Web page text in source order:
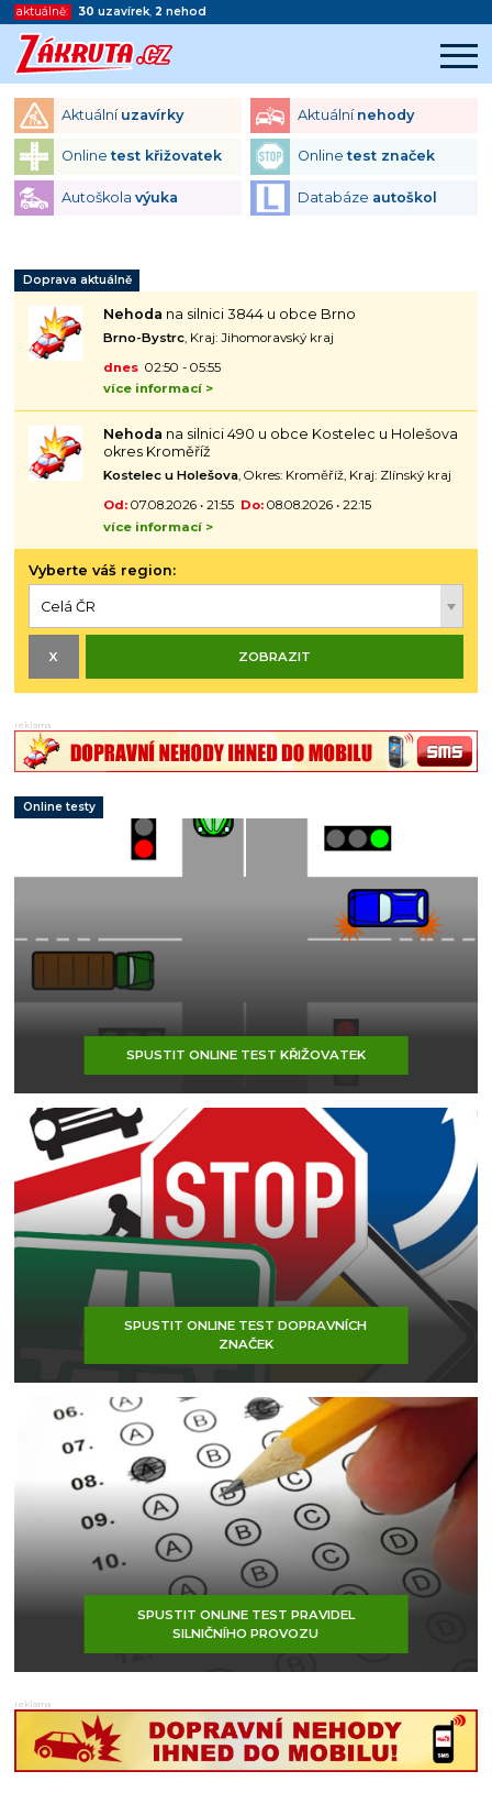
aktuálně: 30 uzavírek, 2 nehod
Aktuální uzavírky Aktuální nehody
Onlinetest křižovatek Onlinetest značek
Autoškola výuka Databáze autoškol
Konec reklamy
Doprava aktuálně
Nehoda na silnici 3844 u obce Brno
Brno-Bystrc, Kraj: Jihomoravský kraj
dnes 02:50 - 05:55
více informací >
Nehoda na silnici 490 u obce Kostelec u Holešova
okres Kroměříž
Kostelec u Holešova, Okres: Kroměříž, Kraj: Zlínský kraj
Od: 07.08.2026 • 21:55 Do: 08.08.2026 • 22:15
více informací >
Vyberte váš region:
reklama
Online testy
SPUSTIT ONLINE TEST KŘIŽOVATEK
SPUSTIT ONLINE TEST DOPRAVNÍCH
ZNAČEK
SPUSTIT ONLINE TEST PRAVIDEL
SILNIČNÍHO PROVOZU
reklama